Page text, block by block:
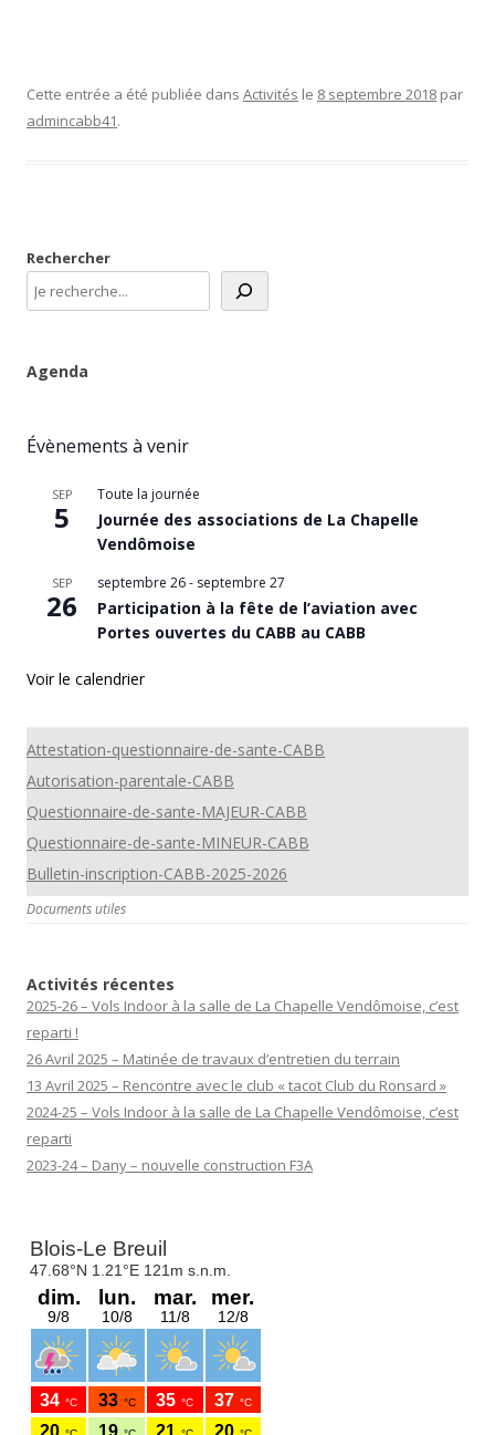
Cette entrée a été publiée dans Activités le 8 septembre 2018 par
admincabb41.
Rechercher
Agenda
Évènements à venir
SEP
5
Toute la journée
Journée des associations de La Chapelle
Vendômoise
SEP
26
septembre 26- septembre 27
Participation à la fête de l’aviation avec
Portes ouvertes du CABB au CABB
Voir le calendrier
Attestation-questionnaire-de-sante-CABB
Autorisation-parentale-CABB
Questionnaire-de-sante-MAJEUR-CABB
Questionnaire-de-sante-MINEUR-CABB
Bulletin-inscription-CABB-2025-2026
Documents utiles
Activités récentes
2025-26 – Vols Indoor à la salle de La Chapelle Vendômoise, c’est
reparti !
26 Avril 2025 – Matinée de travaux d’entretien du terrain
13 Avril 2025 – Rencontre avec le club « tacot Club du Ronsard »
2024-25 – Vols Indoor à la salle de La Chapelle Vendômoise, c’est
reparti
2023-24 – Dany – nouvelle construction F3A